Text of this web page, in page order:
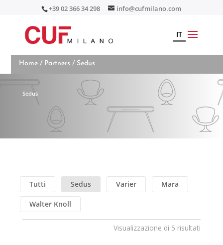
+39 02 366 34 298 info@cufmilano.com
IT
Home / Partners / Sedus
Sedus
Tutti Sedus Varier Mara
Walter Knoll
Visualizzazione di 5 risultati